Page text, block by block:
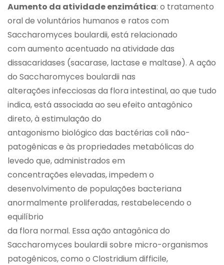
Aumento da atividade enzimática: o tratamento
oral de voluntários humanos e ratos com
Saccharomyces boulardii, está relacionado
com aumento acentuado na atividade das
dissacaridases (sacarase, lactase e maltase). A ação
do Saccharomyces boulardii nas
alterações infecciosas da flora intestinal, ao que tudo
indica, está associada ao seu efeito antagônico
direto, à estimulação do
antagonismo biológico das bactérias coli não-
patogênicas e às propriedades metabólicas do
levedo que, administrados em
concentrações elevadas, impedem o
desenvolvimento de populações bacteriana
anormalmente proliferadas, restabelecendo o
equilíbrio
da flora normal. Essa ação antagônica do
Saccharomyces boulardii sobre micro-organismos
patogênicos, como o Clostridium difficile,